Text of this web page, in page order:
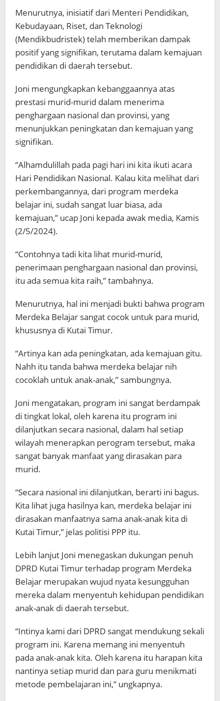
Menurutnya, inisiatif dari Menteri Pendidikan,
Kebudayaan, Riset, dan Teknologi
(Mendikbudristek) telah memberikan dampak
positif yang signifikan, terutama dalam kemajuan
pendidikan di daerah tersebut.
Joni mengungkapkan kebanggaannya atas
prestasi murid-murid dalam menerima
penghargaan nasional dan provinsi, yang
menunjukkan peningkatan dan kemajuan yang
signifikan.
“Alhamdulillah pada pagi hari ini kita ikuti acara
Hari Pendidikan Nasional. Kalau kita melihat dari
perkembangannya, dari program merdeka
belajar ini, sudah sangat luar biasa, ada
kemajuan,” ucap Joni kepada awak media, Kamis
(2/5/2024).
“Contohnya tadi kita lihat murid-murid,
penerimaan penghargaan nasional dan provinsi,
itu ada semua kita raih,” tambahnya.
Menurutnya, hal ini menjadi bukti bahwa program
Merdeka Belajar sangat cocok untuk para murid,
khususnya di Kutai Timur.
“Artinya kan ada peningkatan, ada kemajuan gitu.
Nahh itu tanda bahwa merdeka belajar nih
cocoklah untuk anak-anak,” sambungnya.
Joni mengatakan, program ini sangat berdampak
di tingkat lokal, oleh karena itu program ini
dilanjutkan secara nasional, dalam hal setiap
wilayah menerapkan perogram tersebut, maka
sangat banyak manfaat yang dirasakan para
murid.
“Secara nasional ini dilanjutkan, berarti ini bagus.
Kita lihat juga hasilnya kan, merdeka belajar ini
dirasakan manfaatnya sama anak-anak kita di
Kutai Timur,” jelas politisi PPP itu.
Lebih lanjut Joni menegaskan dukungan penuh
DPRD Kutai Timur terhadap program Merdeka
Belajar merupakan wujud nyata kesungguhan
mereka dalam menyentuh kehidupan pendidikan
anak-anak di daerah tersebut.
“Intinya kami dari DPRD sangat mendukung sekali
program ini. Karena memang ini menyentuh
pada anak-anak kita. Oleh karena itu harapan kita
nantinya setiap murid dan para guru menikmati
metode pembelajaran ini,” ungkapnya.